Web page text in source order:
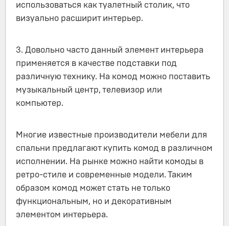
использоваться как туалетный столик, что
визуально расширит интерьер.
3. Довольно часто данный элемент интерьера
применяется в качестве подставки под
различную технику. На комод можно поставить
музыкальный центр, телевизор или
компьютер.
Многие известные производители мебели для
спальни предлагают купить комод в различном
исполнении. На рынке можно найти комоды в
ретро-стиле и современные модели. Таким
образом комод может стать не только
функциональным, но и декоративным
элементом интерьера.